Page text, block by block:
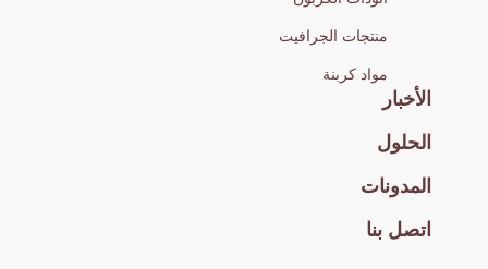
منتجات الجرافيت
مواد كربنة
الأخبار
الحلول
المدونات
اتصل بنا